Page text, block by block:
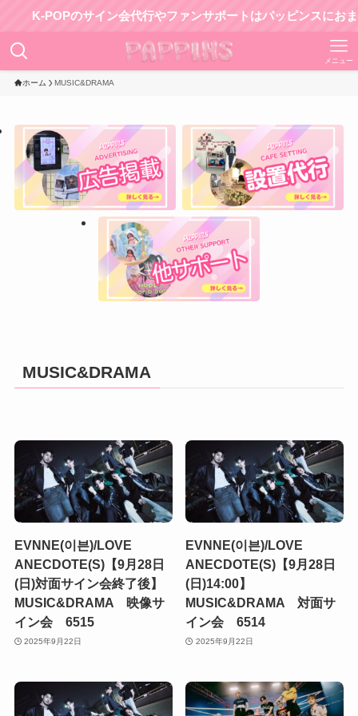
K-POPのサイン会代行やファンサポートはパッピンスにおまかせ
メニュー
ホーム MUSIC&DRAMA
MUSIC&DRAMA
EVNNE(이븐)/LOVE
ANECDOTE(S)【9月28日
(日)対面サイン会終了後】
MUSIC&DRAMA 映像サ
イン会 6515
2025年9月22日
EVNNE(이븐)/LOVE
ANECDOTE(S)【9月28日
(日)14:00】
MUSIC&DRAMA 対面サ
イン会 6514
2025年9月22日